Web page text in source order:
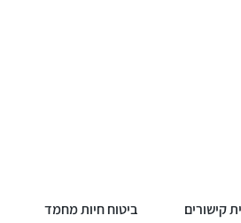
קישורים ביטוח חיות מחמד